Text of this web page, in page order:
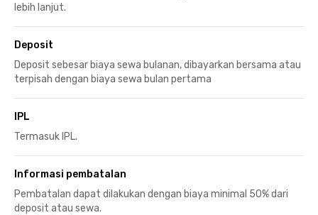
lebih lanjut.
Deposit
Deposit sebesar biaya sewa bulanan, dibayarkan bersama atau
terpisah dengan biaya sewa bulan pertama
IPL
Termasuk IPL.
Informasi pembatalan
Pembatalan dapat dilakukan dengan biaya minimal 50% dari
deposit atau sewa.